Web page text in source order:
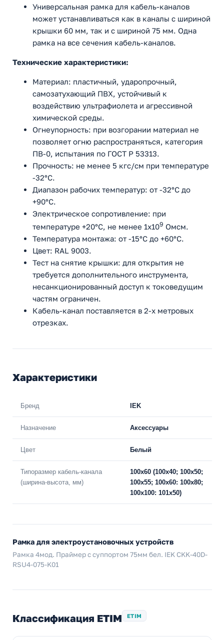
Универсальная рамка для кабель-каналов
может устанавливаться как в каналы с шириной
крышки 60 мм, так и с шириной 75 мм. Одна
рамка на все сечения кабель-каналов.
Технические характеристики:
Материал: пластичный, ударопрочный,
самозатухающий ПВХ, устойчивый к
воздействию ультрафиолета и агрессивной
химической среды.
Огнеупорность: при возгорании материал не
позволяет огню распространяться, категория
ПВ-0, испытания по ГОСТ Р 53313.
Прочность: не менее 5 кгс/см при температуре
-32°С.
Диапазон рабочих температур: от -32°С до
+90°С.
Электрическое сопротивление: при
температуре +20°С, не менее 1x109 Омсм.
Температура монтажа: от -15°С до +60°С.
Цвет: RAL 9003.
Тест на снятие крышки: для открытия не
требуется дополнительного инструмента,
несанкционированный доступ к токоведущим
частям ограничен.
Кабель-канал поставляется в 2-х метровых
отрезках.
Характеристики
Бренд IEK
Назначение Аксессуары
Цвет Белый
Типоразмер кабель-канала
(ширина-высота, мм)
100х60 (100х40; 100х50;
100х55; 100х60: 100х80;
100х100: 101х50)
Рамка для электроустановочных устройств
Рамка 4мод. Праймер с суппортом 75мм бел. IEK CKK-40D-
RSU4-075-K01
Классификация ETIM ETIM